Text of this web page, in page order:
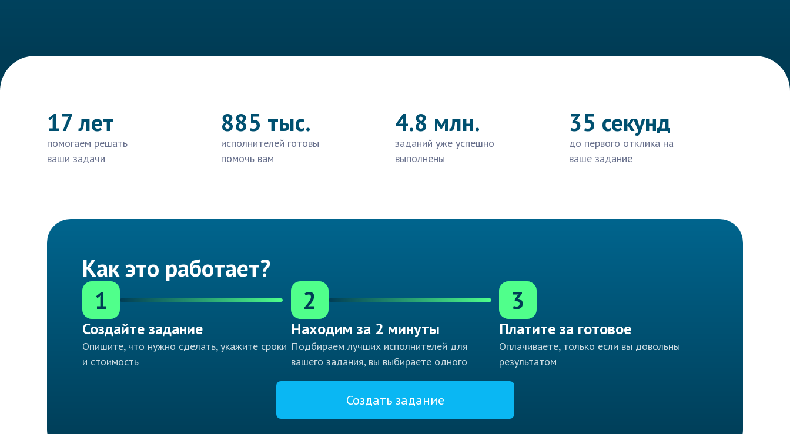
17 лет
помогаем решать
ваши задачи
885 тыс.
исполнителей готовы
помочь вам
4.8 млн.
заданий уже успешно
выполнены
35 секунд
до первого отклика на
ваше задание
Как это работает?
1
Создайте задание
Опишите, что нужно сделать, укажите сроки
и стоимость
2
Находим за 2 минуты
Подбираем лучших исполнителей для
вашего задания, вы выбираете одного
3
Платите за готовое
Оплачиваете, только если вы довольны
результатом
Создать задание